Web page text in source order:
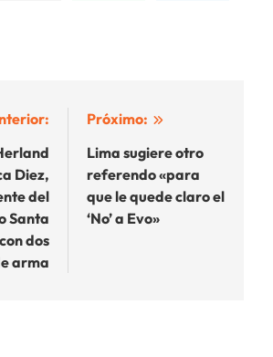
Diez,
del
Santa
dos
arma
Próximo:
Lima sugiere otro
referendo «para
que le quede claro el
‘No’ a Evo»